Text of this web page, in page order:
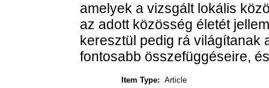
amelyek a vizsgált lokális
az adott közösség életét
keresztül pedig rá világítanak
fontosabb összefüggéseire,
Item Type: Article